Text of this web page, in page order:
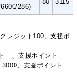
286)
80 3115
レジット100、支援ポ
、支援ポイント
、支援ポイント